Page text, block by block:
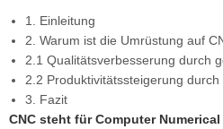
1. Einleitung
2. Warum ist die Umrüstung auf
2.1 Qualitätsverbesserung durch
2.2 Produktivitätssteigerung
3. Fazit
CNC steht für Computer